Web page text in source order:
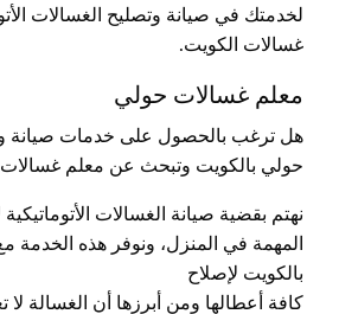
لخدمتك في صيانة وتصليح الغسالات
غسالات الكويت.
معلم غسالات حولي
هل ترغب بالحصول على خدمات صيانة
حولي بالكويت وتبحث عن معلم غسالات
نهتم بقضية صيانة الغسالات الأتوماتيكية
المهمة في المنزل، ونوفر هذه الخدمة
بالكويت لإصلاح
كافة أعطالها ومن أبرزها أن الغسالة لا